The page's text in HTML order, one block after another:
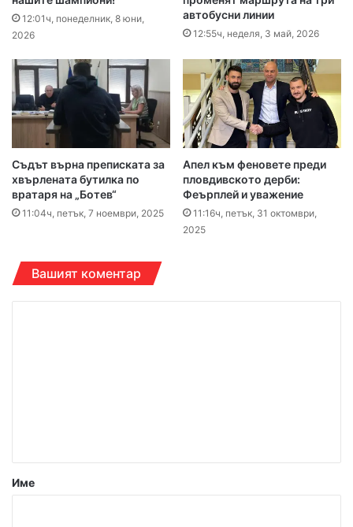
12:01ч, понеделник, 8 юни,
2026
автобусни линии
12:55ч, неделя, 3 май, 2026
Съдът върна преписката за
хвърлената бутилка по
вратаря на „Ботев“
11:04ч, петък, 7 ноември, 2025
Апел към феновете преди
пловдивското дерби:
Феърплей и уважение
11:16ч, петък, 31 октомври,
2025
Вашият коментар
р
Име